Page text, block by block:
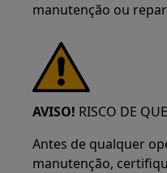
manutenção ou
AVISO! RISCO DE
Antes de qualquer
manutenção,